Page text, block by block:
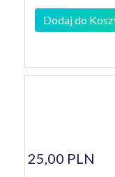
Dodaj do
25,00 PLN